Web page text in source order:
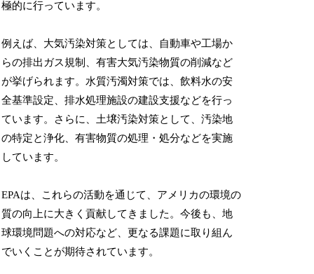
極的に行っています。
例えば、大気汚染対策としては、自動車や工場か
らの排出ガス規制、有害大気汚染物質の削減など
が挙げられます。水質汚濁対策では、飲料水の安
全基準設定、排水処理施設の建設支援などを行っ
ています。さらに、土壌汚染対策として、汚染地
の特定と浄化、有害物質の処理・処分などを実施
しています。
EPAは、これらの活動を通じて、アメリカの環境の
質の向上に大きく貢献してきました。今後も、地
球環境問題への対応など、更なる課題に取り組ん
でいくことが期待されています。